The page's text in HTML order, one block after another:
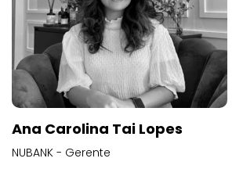
Ana Carolina Tai Lopes
NUBANK - Gerente